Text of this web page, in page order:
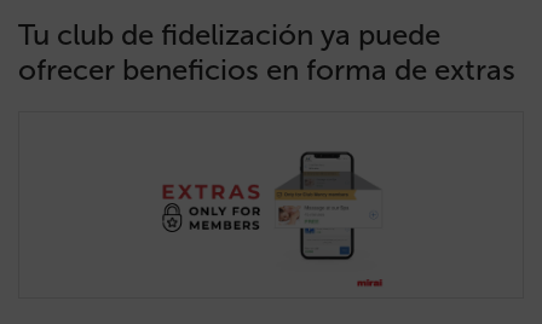
Tu club de fidelización ya puede
ofrecer beneficios en forma de extras